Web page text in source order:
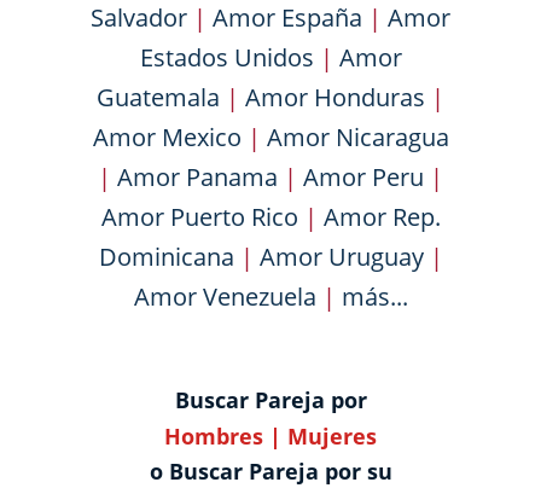
Salvador | Amor España | Amor
Estados Unidos | Amor
Guatemala | Amor Honduras |
Amor Mexico | Amor Nicaragua
| Amor Panama | Amor Peru |
Amor Puerto Rico | Amor Rep.
Dominicana | Amor Uruguay|
Amor Venezuela | más...
Buscar Pareja por
Hombres | Mujeres
o Buscar Pareja por su